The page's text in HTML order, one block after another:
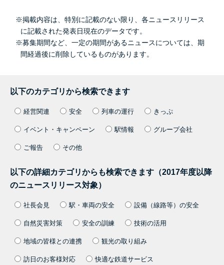
※掲載内容は、特別に記載のない限り、各ニュースリリース
に記載された発表日現在のデータです。
※募集期間など、一定の期間があるニュースについては、期
間経過後に削除しているものがあります。
以下のカテゴリから検索できます
経営関連 安全 列車の運行 きっぷ
イベント・キャンペーン 駅情報 グループ会社
ご報告 その他
以下の詳細カテゴリからも検索できます（2017年度以降
のニュースリリース対象）
社長会見 駅・車両の安全 設備（線路等）の安全
自然災害対策 安全の訓練 技術の活用
地域の皆様との連携 観光の取り組み
訪日のお客様対応 快適な鉄道サービス